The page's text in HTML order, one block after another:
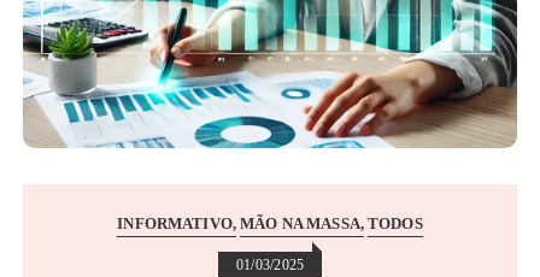
INFORMATIVO MÃO NA MASSA TODOS
01/03/2025